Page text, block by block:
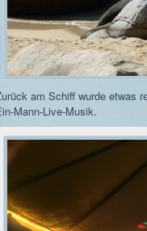
am Schiff wurde etwas
Mann-Live-Musik.